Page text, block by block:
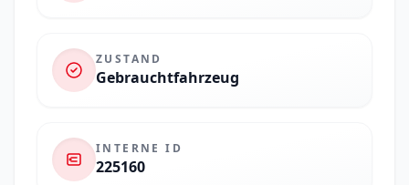
ZUSTAND
Gebrauchtfahrzeug
INTERNE ID
225160